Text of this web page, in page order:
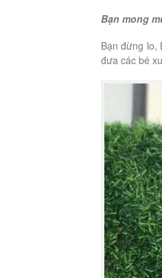
Bạn mong
Bạn đừng lo,
đưa các bé